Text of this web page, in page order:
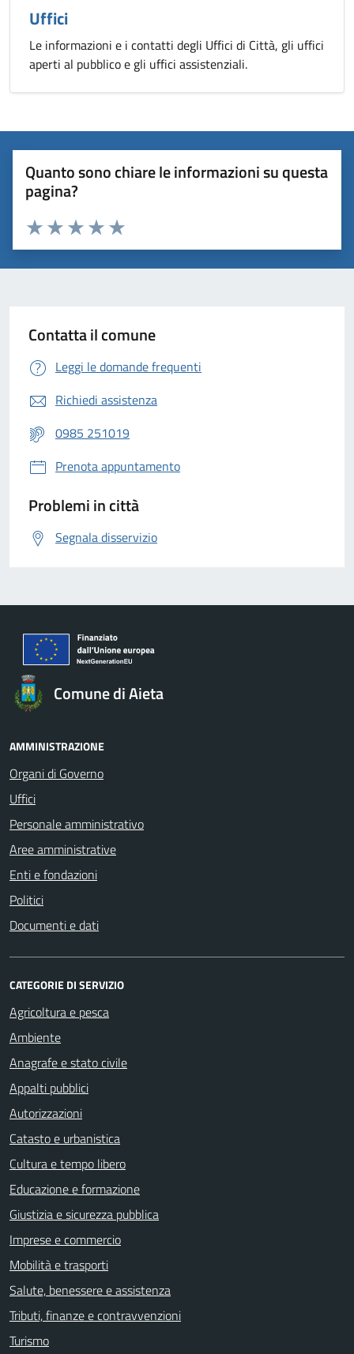
Uffici
Le informazioni e i contatti degli Uffici di Città, gli uffici
aperti al pubblico e gli uffici assistenziali.
Quanto sono chiare le informazioni su questa
pagina?
Valuta 5 stelle su 5
Valuta 4 stelle su 5
Valuta 3 stelle su 5
Valuta 2 stelle su 5
Valuta 1 stelle su 5
Contatta il comune
Leggi le domande frequenti
Richiedi assistenza
0985 251019
Prenota appuntamento
Problemi in città
Segnala disservizio
Comune di Aieta
AMMINISTRAZIONE
Organi di Governo
Uffici
Personale amministrativo
Aree amministrative
Enti e fondazioni
Politici
Documenti e dati
CATEGORIE DI SERVIZIO
Agricoltura e pesca
Ambiente
Anagrafe e stato civile
Appalti pubblici
Autorizzazioni
Catasto e urbanistica
Cultura e tempo libero
Educazione e formazione
Giustizia e sicurezza pubblica
Imprese e commercio
Mobilità e trasporti
Salute, benessere e assistenza
Tributi, finanze e contravvenzioni
Turismo